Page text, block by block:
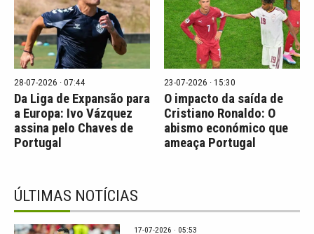
28-07-2026 · 07:44
Da Liga de Expansão para
a Europa: Ivo Vázquez
assina pelo Chaves de
Portugal
23-07-2026 · 15:30
O impacto da saída de
Cristiano Ronaldo: O
abismo económico que
ameaça Portugal
ÚLTIMAS NOTÍCIAS
17-07-2026 · 05:53